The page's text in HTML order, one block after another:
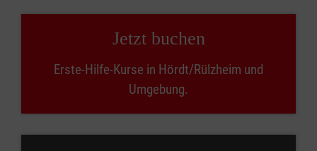
Jetzt buchen
Erste-Hilfe-Kurse in Hördt/Rülzheim und
Umgebung.